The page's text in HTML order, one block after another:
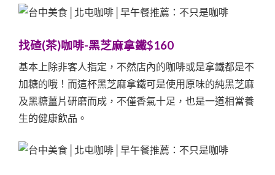
找碴(茶)咖啡-黑芝麻拿鐵$160
基本上除非客人指定，不然店內的咖啡或是拿鐵都是不
加糖的哦！而這杯黑芝麻拿鐵可是使用原味的純黑芝麻
及黑糖薑片研磨而成，不僅香氣十足，也是一道相當養
生的健康飲品。